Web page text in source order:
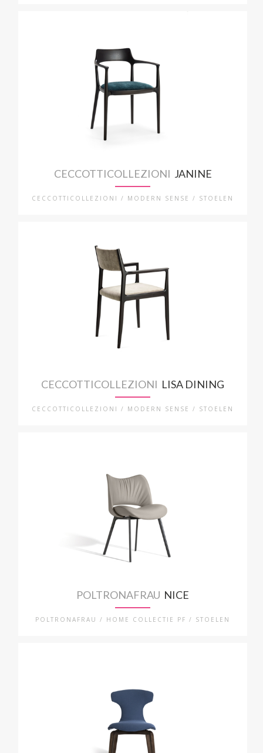
CECCOTTICOLLEZIONI JANINE
CECCOTTICOLLEZIONI / MODERN SENSE / STOELEN
CECCOTTICOLLEZIONI LISA DINING
CECCOTTICOLLEZIONI / MODERN SENSE / STOELEN
POLTRONAFRAU NICE
POLTRONAFRAU / HOME COLLECTIE PF / STOELEN